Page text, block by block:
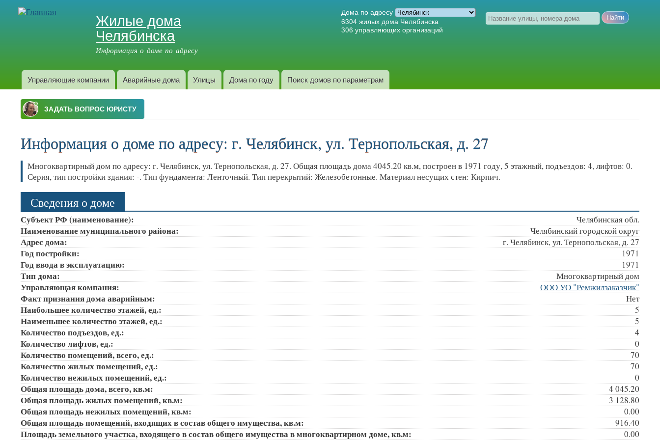
Жилые дома
Челябинска
Информация о доме по адресу
Дома по адресу
6304 жилых дома Челябинска
306 управляющих организаций
Название улицы, номера дома
Главное меню
Управляющие компании Аварийные дома Улицы Дома по году Поиск домов по параметрам
Информация о доме по адресу: г. Челябинск, ул. Тернопольская, д. 27
Многоквартирный дом по адресу: г. Челябинск, ул. Тернопольская, д. 27. Общая площадь дома 4045.20 кв.м, построен в 1971 году, 5 этажный, подъездов: 4, лифтов: 0.
Серия, тип постройки здания: -. Тип фундамента: Ленточный. Тип перекрытий: Железобетонные. Материал несущих стен: Кирпич.
Сведения о доме
Субъект РФ (наименование): Челябинская обл.
Наименование муниципального района: Челябинский городской округ
Адрес дома: г. Челябинск, ул. Тернопольская, д. 27
Год постройки: 1971
Год ввода в эксплуатацию: 1971
Тип дома: Многоквартирный дом
Управляющая компания: ООО УО "Ремжилзаказчик"
Факт признания дома аварийным: Нет
Наибольшее количество этажей, ед.: 5
Наименьшее количество этажей, ед.: 5
Количество подъездов, ед.: 4
Количество лифтов, ед.: 0
Количество помещений, всего, ед.: 70
Количество жилых помещений, ед.: 70
Количество нежилых помещений, ед.: 0
Общая площадь дома, всего, кв.м: 4 045.20
Общая площадь жилых помещений, кв.м: 3 128.80
Общая площадь нежилых помещений, кв.м: 0.00
Общая площадь помещений, входящих в состав общего имущества, кв.м: 916.40
Площадь земельного участка, входящего в состав общего имущества в многоквартирном доме, кв.м: 0.00